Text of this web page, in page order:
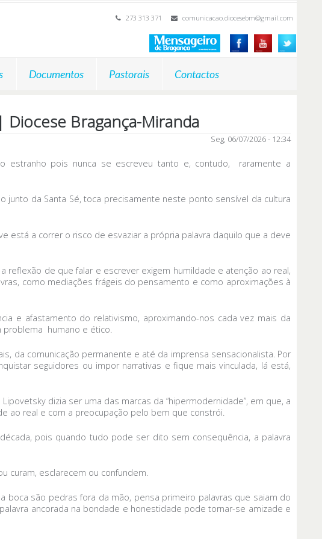
273 313 371 comunicacao.diocesebm@gmail.com
Documentos Pastorais Contactos
Bragança-Miranda
Seg, 06/07/2026 - 12:34
estranho pois nunca se escreveu tanto e, contudo, raramente a
junto da Santa Sé, toca precisamente neste ponto sensível da cultura
está a correr o risco de esvaziar a própria palavra daquilo que a deve
reflexão de que falar e escrever exigem humildade e atenção ao real,
como mediações frágeis do pensamento e como aproximações à
e afastamento do relativismo, aproximando-nos cada vez mais da
problema humano e ético.
da comunicação permanente e até da imprensa sensacionalista. Por
seguidores ou impor narrativas e fique mais vinculada, lá está,
dizia ser uma das marcas da “hipermodernidade”, em que, a
ao real e com a preocupação pelo bem que constrói.
pois quando tudo pode ser dito sem consequência, a palavra
curam, esclarecem ou confundem.
boca são pedras fora da mão, pensa primeiro palavras que saiam do
ancorada na bondade e honestidade pode tornar-se amizade e